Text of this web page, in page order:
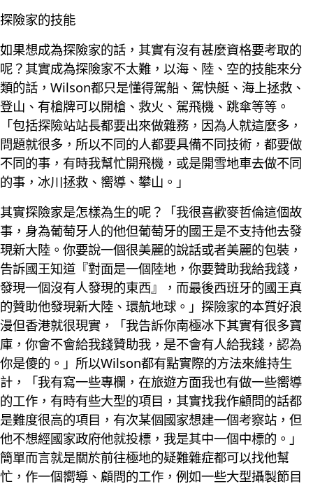
探險家的技能
如果想成為探險家的話，其實有沒有甚麼資格要考取的
呢？其實成為探險家不太難，以海、陸、空的技能來分
類的話，Wilson都只是懂得駕船、駕快艇、海上拯救、
登山、有槍牌可以開槍、救火、駕飛機、跳傘等等。
「包括探險站站長都要出來做雜務，因為人就這麼多，
問題就很多，所以不同的人都要具備不同技術，都要做
不同的事，有時我幫忙開飛機，或是開雪地車去做不同
的事，冰川拯救、嚮導、攀山。」
其實探險家是怎樣為生的呢？「我很喜歡麥哲倫這個故
事，身為葡萄牙人的他但葡萄牙的國王是不支持他去發
現新大陸。你要說一個很美麗的說話或者美麗的包裝，
告訴國王知道『對面是一個陸地，你要贊助我給我錢，
發現一個沒有人發現的東西』，而最後西班牙的國王真
的贊助他發現新大陸、環航地球。」探險家的本質好浪
漫但香港就很現實，「我告訴你南極冰下其實有很多寶
庫，你會不會給我錢贊助我，是不會有人給我錢，認為
你是傻的。」所以Wilson都有點實際的方法來維持生
計，「我有寫一些專欄，在旅遊方面我也有做一些嚮導
的工作，有時有些大型的項目，其實找我作顧問的話都
是難度很高的項目，有次某個國家想建一個考察站，但
他不想經國家政府他就投標，我是其中一個中標的。」
簡單而言就是關於前往極地的疑難雜症都可以找他幫
忙，作一個嚮導、顧問的工作，例如一些大型攝製節目